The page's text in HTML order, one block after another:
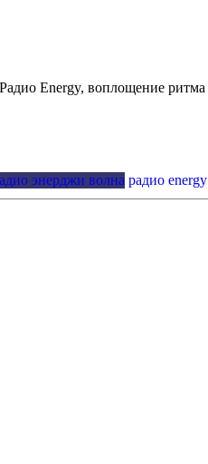
Energy, воплощение
энерджи волна радио